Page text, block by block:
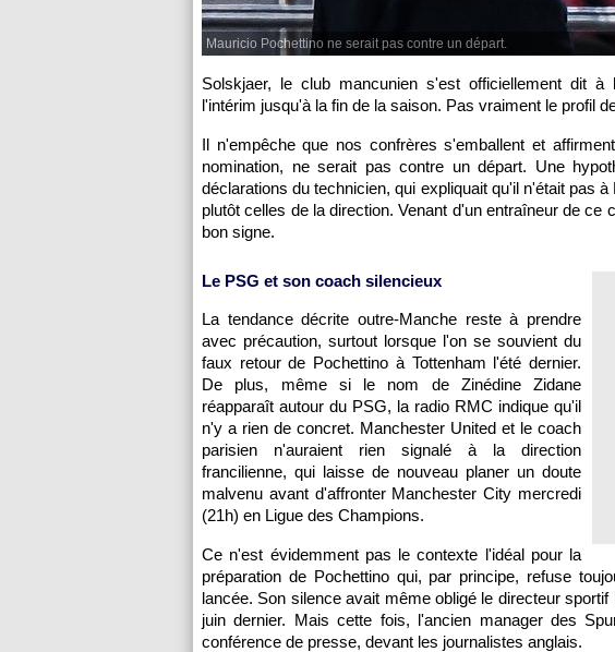
Mauricio Pochettino ne serait pas contre un départ.
Solskjaer, le club mancunien s'est officiellement dit
l'intérim jusqu'à la fin de la saison. Pas vraiment le profil
Il n'empêche que nos confrères s'emballent et
nomination, ne serait pas contre un départ. Une
déclarations du technicien, qui expliquait qu'il n'était pas
plutôt celles de la direction. Venant d'un entraîneur de ce
bon signe.
Le PSG et son coach silencieux
La tendance décrite outre-Manche reste à prendre
avec précaution, surtout lorsque l'on se souvient du
faux retour de Pochettino à Tottenham l'été dernier.
De plus, même si le nom de Zinédine Zidane
réapparaît autour du PSG, la radio RMC indique qu'il
n'y a rien de concret. Manchester United et le coach
parisien n'auraient rien signalé à la direction
francilienne, qui laisse de nouveau planer un doute
malvenu avant d'affronter Manchester City mercredi
(21h) en Ligue des Champions.
Ce n'est évidemment pas le contexte l'idéal pour la
préparation de Pochettino qui, par principe, refuse
lancée. Son silence avait même obligé le directeur
juin dernier. Mais cette fois, l'ancien manager des
conférence de presse, devant les journalistes anglais.